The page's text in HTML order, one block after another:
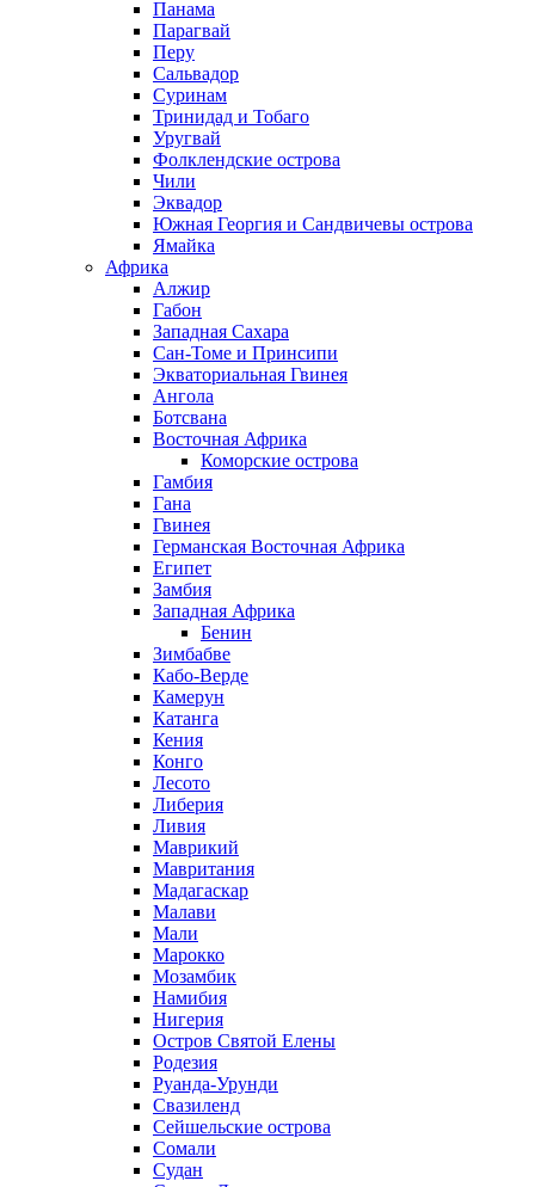
Панама
Парагвай
Перу
Сальвадор
Суринам
Тринидад и Тобаго
Уругвай
Фолклендские острова
Чили
Эквадор
Южная Георгия и Сандвичевы острова
Ямайка
Африка
Алжир
Габон
Западная Сахара
Сан-Томе и Принсипи
Экваториальная Гвинея
Ангола
Ботсвана
Восточная Африка
Коморские острова
Гамбия
Гана
Гвинея
Германская Восточная Африка
Египет
Замбия
Западная Африка
Бенин
Зимбабве
Кабо-Верде
Камерун
Катанга
Кения
Конго
Лесото
Либерия
Ливия
Маврикий
Мавритания
Мадагаскар
Малави
Мали
Марокко
Мозамбик
Намибия
Нигерия
Остров Святой Елены
Родезия
Руанда-Урунди
Свазиленд
Сейшельские острова
Сомали
Судан